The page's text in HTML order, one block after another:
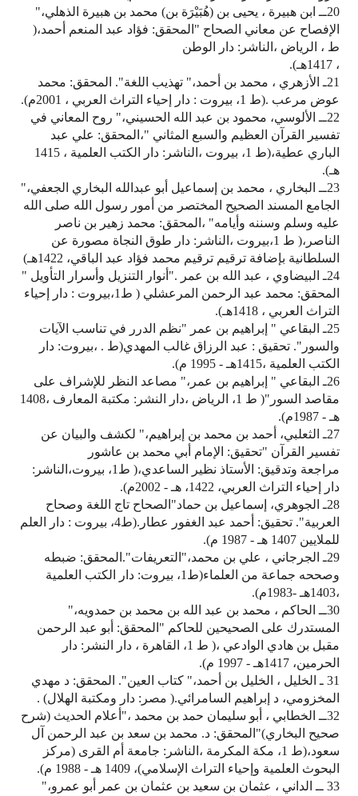
20ــ ابن هبيرة ، يحيى بن (هُبَيْرَة بن) محمد بن هبيرة الذهلي،"
الإفصاح عن معاني الصحاح "المحقق: فؤاد عبد المنعم أحمد،(
ط ، الرياض ،الناشر: دار الوطن
، 1417هـ).
21ـ الأزهري ، محمد بن أحمد،" تهذيب اللغة". المحقق: محمد
عوض مرعب .(ط 1، بيروت : دار إحياء التراث العربي ، 2001م).
22ــ الألوسي، محمود بن عبد الله الحسيني،" روح المعاني في
تفسير القرآن العظيم والسبع المثاني "،المحقق: علي عبد
الباري عطية،(ط 1، بيروت ،الناشر: دار الكتب العلمية ، 1415
هـ).
23ــ البخاري ، محمد بن إسماعيل أبو عبدالله البخاري الجعفي،"
الجامع المسند الصحيح المختصر من أمور رسول الله صلى الله
عليه وسلم وسننه وأيامه" ،المحقق: محمد زهير بن ناصر
الناصر،( ط 1،بيروت ،الناشر: دار طوق النجاة مصورة عن
السلطانية بإضافة ترقيم ترقيم محمد فؤاد عبد الباقي، 1422هـ)
24ـ البيضاوي ، عبد الله بن عمر ."أنوار التنزيل وأسرار التأويل "
المحقق: محمد عبد الرحمن المرعشلي ( ط1،بيروت : دار إحياء
التراث العربي ، 1418هـ).
25ـ البقاعي " إبراهيم بن عمر "نظم الدرر في تناسب الآيات
والسور". تحقيق : عبد الرزاق غالب المهدي(ط . ،بيروت: دار
الكتب العلمية ،1415هـ - 1995 م).
26ـ البقاعي " إبراهيم بن عمر،" مصاعد النظر للإشراف على
مقاصد السور"( ط 1، الرياض ،دار النشر: مكتبة المعارف ،1408
هـ - 1987م).
27ـ الثعلبي، أحمد بن محمد بن إبراهيم،" لكشف والبيان عن
تفسير القرآن "تحقيق: الإمام أبي محمد بن عاشور
مراجعة وتدقيق: الأستاذ نظير الساعدي،( ط1، بيروت،الناشر:
دار إحياء التراث العربي، 1422، هـ - 2002م).
28ـ الجوهري، إسماعيل بن حماد"الصحاح تاج اللغة وصحاح
العربية". تحقيق: أحمد عبد الغفور عطار.(ط4، بيروت : دار العلم
للملايين 1407 هـ‍ - 1987 م).
29ـ الجرجاني ، علي بن محمد،"التعريفات".المحقق: ضبطه
وصححه جماعة من العلماء(ط1، بيروت: دار الكتب العلمية
،1403هـ -1983م).
30ــ الحاكم ، محمد بن عبد الله بن محمد بن حمدويه،"
المستدرك على الصحيحين للحاكم "المحقق: أبو عبد الرحمن
مقبل بن هادي الوادعي ،( ط 1، القاهرة ، دار النشر: دار
الحرمين، 1417هـ - 1997 م).
31 ـ الخليل ، الخليل بن أحمد،" كتاب العين". المحقق: د مهدي
المخزومي، د إبراهيم السامرائي.( مصر: دار ومكتبة الهلال) .
32ــ الخطابي ، أبو سليمان حمد بن محمد ،"أعلام الحديث (شرح
صحيح البخاري)"المحقق: د. محمد بن سعد بن عبد الرحمن آل
سعود،(ط 1، مكة المكرمة ،الناشر: جامعة أم القرى (مركز
البحوث العلمية وإحياء التراث الإسلامي)، 1409 هـ - 1988 م).
33 ــ الداني ، عثمان بن سعيد بن عثمان بن عمر أبو عمرو،"